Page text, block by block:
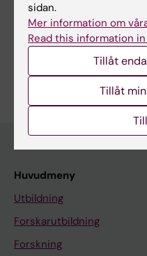
Dela
Huvudmeny
Utbildning
Forskarutbildning
Forskning
sidan.
Mer information om
Read this information in
Tillåt
Tillåt